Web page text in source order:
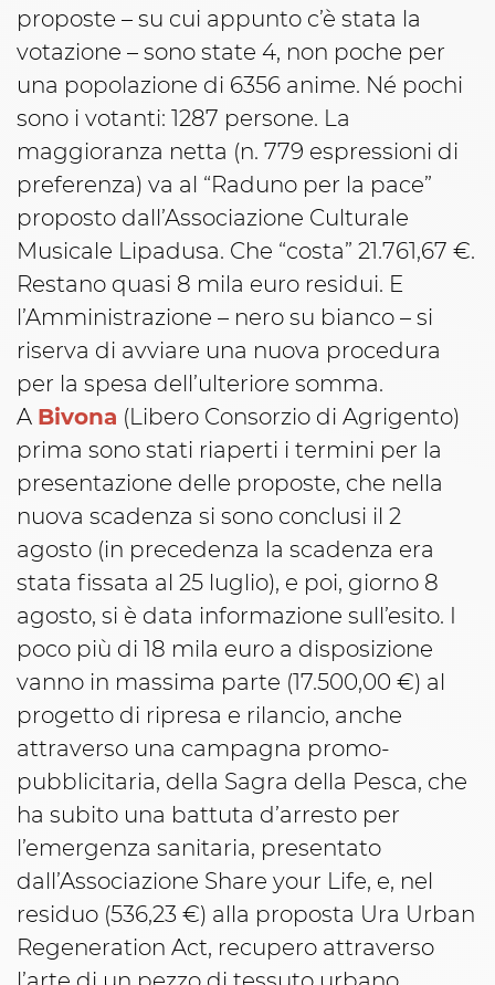
proposte – su cui appunto c’è stata la
votazione – sono state 4, non poche per
una popolazione di 6356 anime. Né pochi
sono i votanti: 1287 persone. La
maggioranza netta (n. 779 espressioni di
preferenza) va al “Raduno per la pace”
proposto dall’Associazione Culturale
Musicale Lipadusa. Che “costa” 21.761,67 €.
Restano quasi 8 mila euro residui. E
l’Amministrazione – nero su bianco – si
riserva di avviare una nuova procedura
per la spesa dell’ulteriore somma.
A Bivona (Libero Consorzio di Agrigento)
prima sono stati riaperti i termini per la
presentazione delle proposte, che nella
nuova scadenza si sono conclusi il 2
agosto (in precedenza la scadenza era
stata fissata al 25 luglio), e poi, giorno 8
agosto, si è data informazione sull’esito. I
poco più di 18 mila euro a disposizione
vanno in massima parte (17.500,00 €) al
progetto di ripresa e rilancio, anche
attraverso una campagna promo-
pubblicitaria, della Sagra della Pesca, che
ha subito una battuta d’arresto per
l’emergenza sanitaria, presentato
dall’Associazione Share your Life, e, nel
residuo (536,23 €) alla proposta Ura Urban
Regeneration Act, recupero attraverso